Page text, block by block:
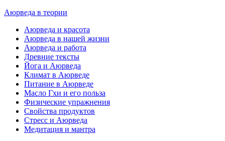
Аюрведа в теории
Аюрведа и красота
Аюрведа в нашей жизни
Аюрведа и работа
Древние тексты
Йога и Аюрведа
Климат в Аюрведе
Питание в Аюрведе
Масло Гхи и его польза
Физические упражнения
Свойства продуктов
Стресс и Аюрведа
Медитация и мантра